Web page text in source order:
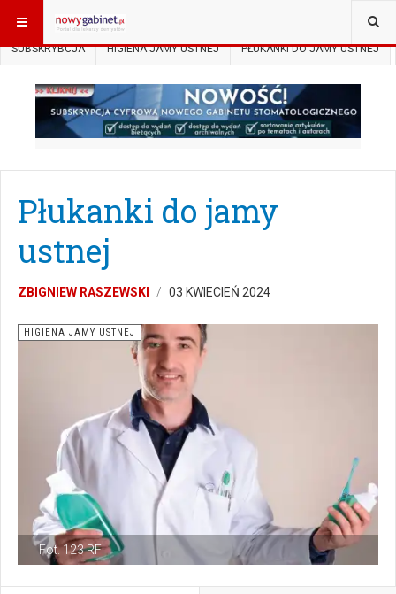
JESTEŚ TUTAJ: START
SUBSKRYBCJA HIGIENA JAMY USTNEJ PŁUKANKI DO JAMY USTNEJ
Płukanki do jamy
ustnej
ZBIGNIEW RASZEWSKI 03 KWIECIEŃ 2024
Fot. 123 RF
HIGIENA JAMY USTNEJ